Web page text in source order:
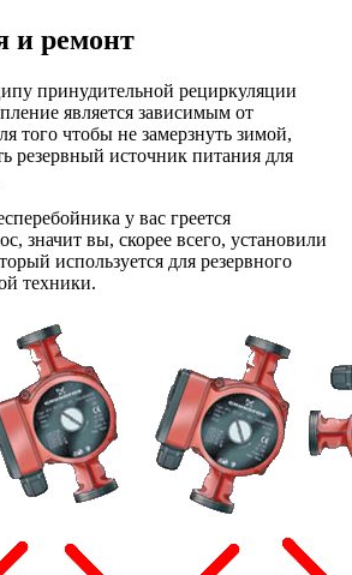
и ремонт
принудительной рециркуляции
является зависимым от
того чтобы не замерзнуть зимой,
резервный источник питания для
у вас греется
значит вы, скорее всего, установили
используется для резервного
техники.